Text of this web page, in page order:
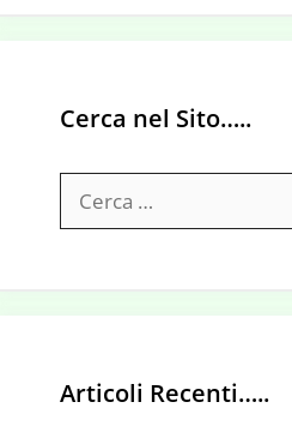
Cerca nel Sito…..
per:
Articoli Recenti…..